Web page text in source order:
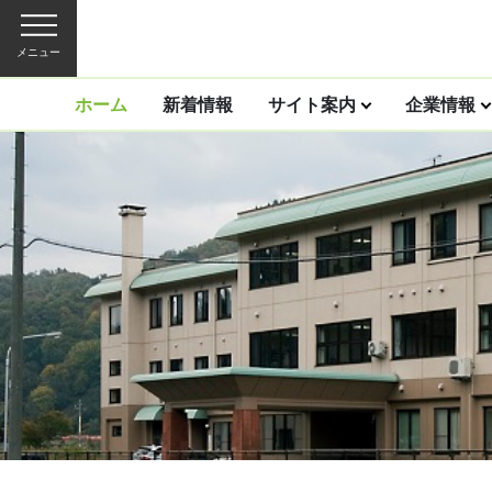
メニュー
ホーム 新着情報 サイト案内 企業情報